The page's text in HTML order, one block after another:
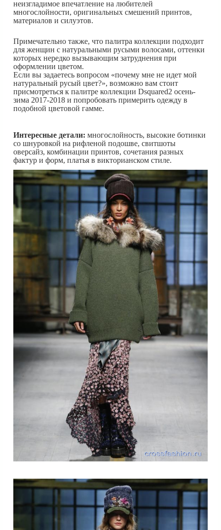
неизгладимое впечатление на любителей
многослойности, оригинальных смешений принтов,
материалов и силуэтов.
Примечательно также, что палитра коллекции подходит
для женщин с натуральными русыми волосами, оттенки
которых нередко вызывающим затруднения при
оформлении цветом.
Если вы задаетесь вопросом «почему мне не идет мой
натуральный русый цвет?», возможно вам стоит
присмотреться к палитре коллекции Dsquared2 осень-
зима 2017-2018 и попробовать примерить одежду в
подобной цветовой гамме.
Интересные детали: многослойность, высокие ботинки
со шнуровкой на рифленой подошве, свитшоты
оверсайз, комбинации принтов, сочетания разных
фактур и форм, платья в викторианском стиле.